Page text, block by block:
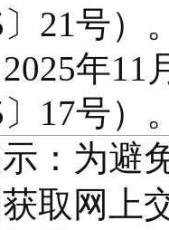
〕21号）
11月
〕17号）
：为避
取网上